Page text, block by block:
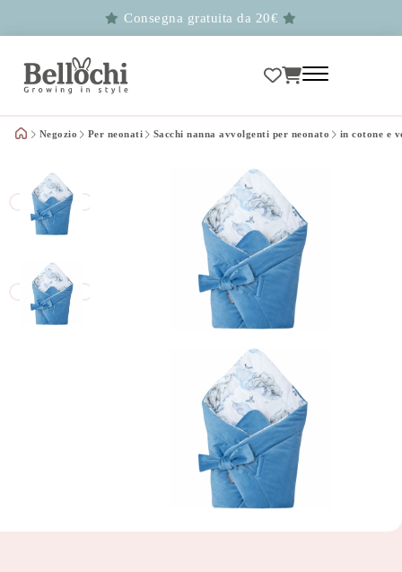
Consegna gratuita da 20€
Negozio Per neonati Sacchi nanna avvolgenti per neonato in cotone e